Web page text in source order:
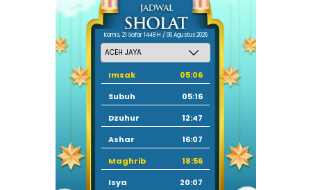
Kamis, 21 Safar 1448 H / 06 Agustus 2026
Imsak
05:06
Subuh
05:16
Dzuhur
12:47
Ashar
16:07
Maghrib
18:56
Isya
20:07